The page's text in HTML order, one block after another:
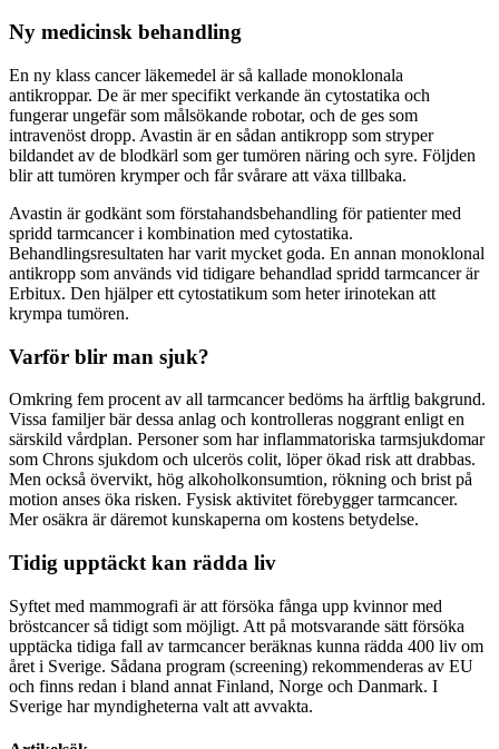
Ny medicinsk behandling
En ny klass cancer läkemedel är så kallade monoklonala
antikroppar. De är mer specifikt verkande än cytostatika och
fungerar ungefär som målsökande robotar, och de ges som
intravenöst dropp. Avastin är en sådan antikropp som stryper
bildandet av de blodkärl som ger tumören näring och syre. Följden
blir att tumören krymper och får svårare att växa tillbaka.
Avastin är godkänt som förstahandsbehandling för patienter med
spridd tarmcancer i kombination med cytostatika.
Behandlingsresultaten har varit mycket goda. En annan monoklonal
antikropp som används vid tidigare behandlad spridd tarmcancer är
Erbitux. Den hjälper ett cytostatikum som heter irinotekan att
krympa tumören.
Varför blir man sjuk?
Omkring fem procent av all tarmcancer bedöms ha ärftlig bakgrund.
Vissa familjer bär dessa anlag och kontrolleras noggrant enligt en
särskild vårdplan. Personer som har inflammatoriska tarmsjukdomar
som Chrons sjukdom och ulcerös colit, löper ökad risk att drabbas.
Men också övervikt, hög alkoholkonsumtion, rökning och brist på
motion anses öka risken. Fysisk aktivitet förebygger tarmcancer.
Mer osäkra är däremot kunskaperna om kostens betydelse.
Tidig upptäckt kan rädda liv
Syftet med mammografi är att försöka fånga upp kvinnor med
bröstcancer så tidigt som möjligt. Att på motsvarande sätt försöka
upptäcka tidiga fall av tarmcancer beräknas kunna rädda 400 liv om
året i Sverige. Sådana program (screening) rekommenderas av EU
och finns redan i bland annat Finland, Norge och Danmark. I
Sverige har myndigheterna valt att avvakta.